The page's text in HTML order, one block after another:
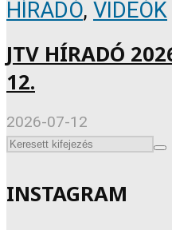
HÍRADÓ, VIDEÓK
JTV HÍRADÓ
12.
2026-07-12
INSTAGRAM